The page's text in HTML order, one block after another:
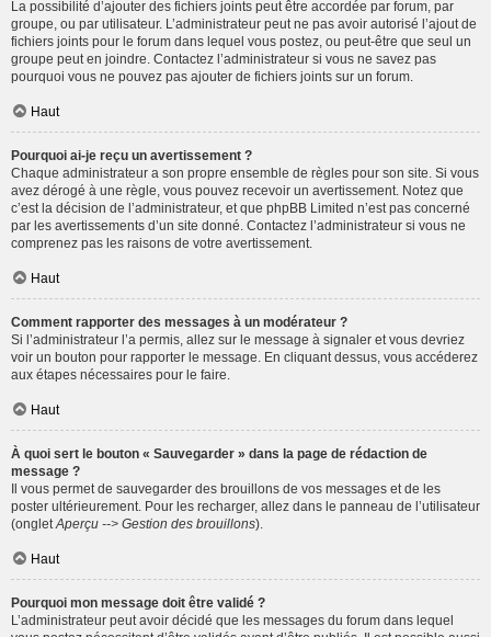
La possibilité d’ajouter des fichiers joints peut être accordée par forum, par
groupe, ou par utilisateur. L’administrateur peut ne pas avoir autorisé l’ajout de
fichiers joints pour le forum dans lequel vous postez, ou peut-être que seul un
groupe peut en joindre. Contactez l’administrateur si vous ne savez pas
pourquoi vous ne pouvez pas ajouter de fichiers joints sur un forum.
Haut
Pourquoi ai-je reçu un avertissement ?
Chaque administrateur a son propre ensemble de règles pour son site. Si vous
avez dérogé à une règle, vous pouvez recevoir un avertissement. Notez que
c’est la décision de l’administrateur, et que phpBB Limited n’est pas concerné
par les avertissements d’un site donné. Contactez l’administrateur si vous ne
comprenez pas les raisons de votre avertissement.
Haut
Comment rapporter des messages à un modérateur ?
Si l’administrateur l’a permis, allez sur le message à signaler et vous devriez
voir un bouton pour rapporter le message. En cliquant dessus, vous accéderez
aux étapes nécessaires pour le faire.
Haut
À quoi sert le bouton « Sauvegarder » dans la page de rédaction de
message ?
Il vous permet de sauvegarder des brouillons de vos messages et de les
poster ultérieurement. Pour les recharger, allez dans le panneau de l’utilisateur
(onglet Aperçu --> Gestion des brouillons).
Haut
Pourquoi mon message doit être validé ?
L’administrateur peut avoir décidé que les messages du forum dans lequel